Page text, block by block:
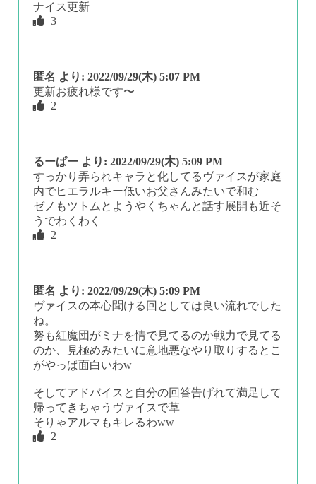
ナイス更新
3
匿名 より: 2022/09/29(木) 5:07 PM
更新お疲れ様です〜
2
るーぱー より: 2022/09/29(木) 5:09 PM
すっかり弄られキャラと化してるヴァイスが家庭
内でヒエラルキー低いお父さんみたいで和む
ゼノもツトムとようやくちゃんと話す展開も近そ
うでわくわく
2
匿名 より: 2022/09/29(木) 5:09 PM
ヴァイスの本心聞ける回としては良い流れでした
ね。
努も紅魔団がミナを情で見てるのか戦力で見てる
のか、見極めみたいに意地悪なやり取りするとこ
がやっぱ面白いわw
そしてアドバイスと自分の回答告げれて満足して
帰ってきちゃうヴァイスで草
そりゃアルマもキレるわww
2